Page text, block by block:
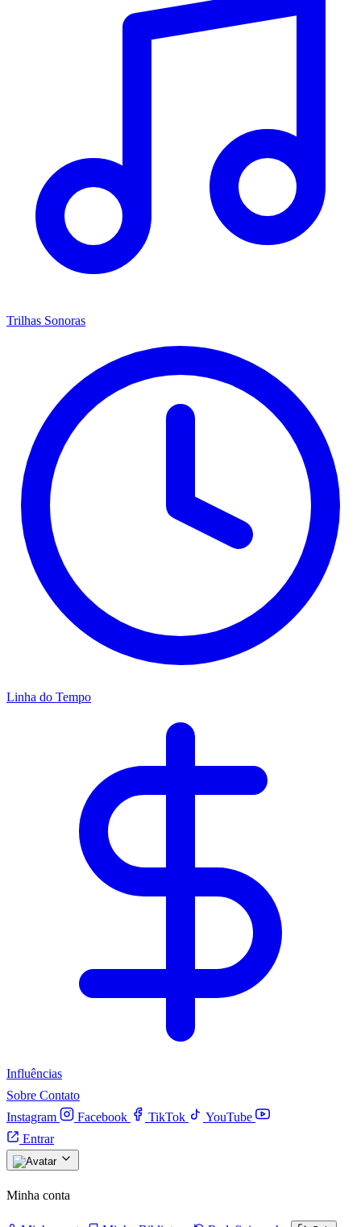
Trilhas Sonoras
Linha do Tempo
Influências
Sobre Contato
Instagram
Facebook TikTok
YouTube
Entrar
Minha conta